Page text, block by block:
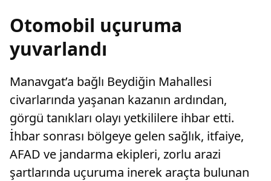
Otomobil uçuruma
yuvarlandı
Manavgat’a bağlı Beydiğin Mahallesi
civarlarında yaşanan kazanın ardından,
görgü tanıkları olayı yetkililere ihbar etti.
İhbar sonrası bölgeye gelen sağlık, itfaiye,
AFAD ve jandarma ekipleri, zorlu arazi
şartlarında uçuruma inerek araçta bulunan